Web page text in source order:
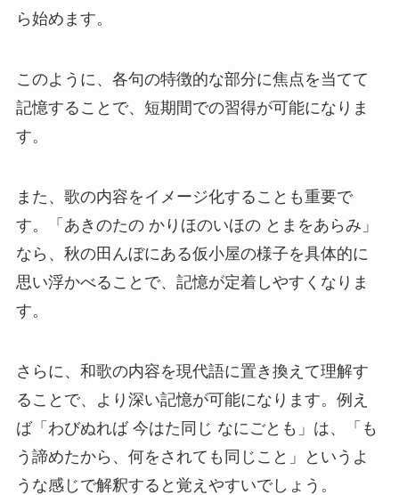
ら始めます。
このように、各句の特徴的な部分に焦点を当てて
記憶することで、短期間での習得が可能になりま
す。
また、歌の内容をイメージ化することも重要で
す。「あきのたの かりほのいほの とまをあらみ」
なら、秋の田んぼにある仮小屋の様子を具体的に
思い浮かべることで、記憶が定着しやすくなりま
す。
さらに、和歌の内容を現代語に置き換えて理解す
ることで、より深い記憶が可能になります。例え
ば「わびぬれば 今はた同じ なにごとも」は、「も
う諦めたから、何をされても同じこと」というよ
うな感じで解釈すると覚えやすいでしょう。